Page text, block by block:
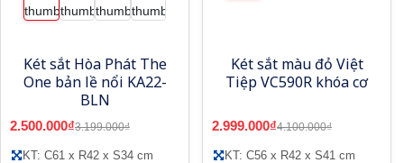
Két sắt Hòa Phát The
One bản lề nổi KA22-
BLN
2.500.000₫3.199.000₫
KT: C61 x R42 x S34 cm
Két sắt màu đỏ Việt
Tiệp VC590R khóa cơ
2.999.000₫4.100.000₫
KT: C56 x R42 x S41 cm